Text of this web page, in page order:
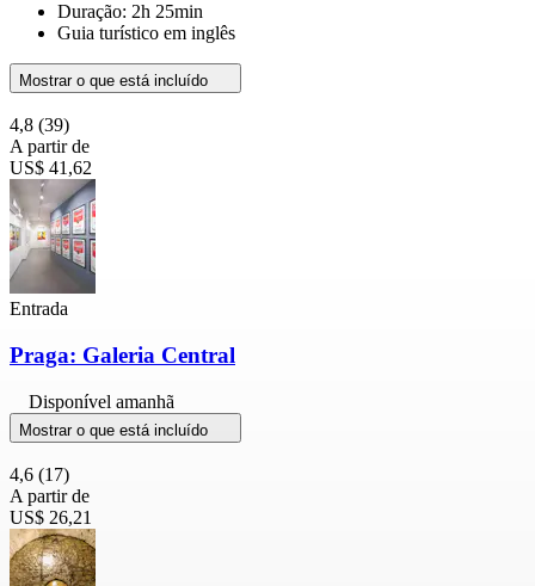
Duração: 2h 25min
Guia turístico em inglês
Mostrar o que está incluído
4,8 (39)
A partir de
US$ 41,62
Entrada
Praga: Galeria Central
Disponível amanhã
Mostrar o que está incluído
4,6 (17)
A partir de
US$ 26,21